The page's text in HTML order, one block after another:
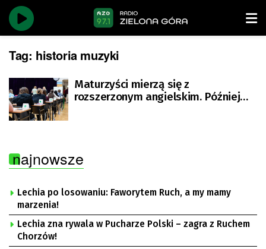
Tag: historia muzyki
Maturzyści mierzą się z
rozszerzonym angielskim. Później
najnowsze
Lechia po losowaniu: Faworytem Ruch, a my mamy
marzenia!
Lechia zna rywala w Pucharze Polski – zagra z Ruchem
Chorzów!